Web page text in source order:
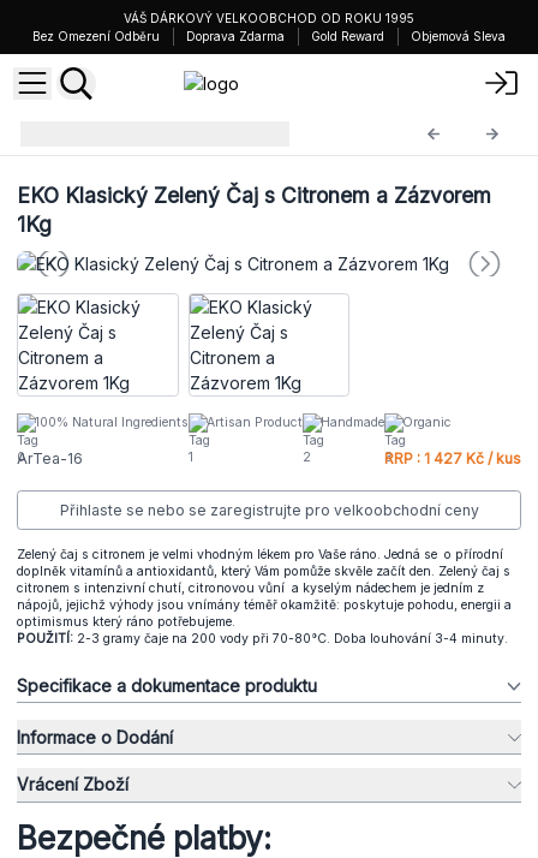
VÁŠ DÁRKOVÝ VELKOOBCHOD OD ROKU 1995
Bez Omezení Odběru
Doprava Zdarma Gold Reward Objemová Sleva
EKO Klasický Zelený Čaj s Citronem a Zázvorem
1Kg
100% Natural Ingredients Artisan Product Handmade Organic
ArTea-16 RRP : 1 427 Kč / kus
Přihlaste se nebo se zaregistrujte pro velkoobchodní ceny
Zelený čaj s citronem je velmi vhodným lékem pro Vaše ráno. Jedná se o přírodní
doplněk vitamínů a antioxidantů, který Vám pomůže skvěle začít den. Zelený čaj s
citronem s intenzivní chutí, citronovou vůní a kyselým nádechem je jedním z
nápojů, jejichž výhody jsou vnímány téměř okamžitě: poskytuje pohodu, energii a
optimismus který ráno potřebujeme.
POUŽITÍ: 2-3 gramy čaje na 200 vody při 70-80°C. Doba louhování 3-4 minuty.
Specifikace a dokumentace produktu
Informace o Dodání
Vrácení Zboží
Bezpečné platby: